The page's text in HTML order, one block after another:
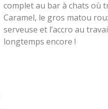
complet au bar à chats où
Caramel, le gros matou
serveuse et l’accro au
longtemps encore !